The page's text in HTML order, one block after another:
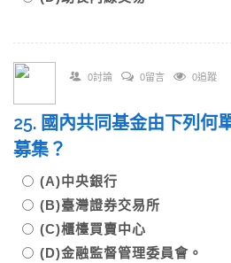
0討論 0留言 0追蹤
25. 國內共同基金由下列何
募集？
(A)中央銀行
(B)臺灣證券交易所
(C)櫃檯買賣中心
(D)金融監督管理委員會。